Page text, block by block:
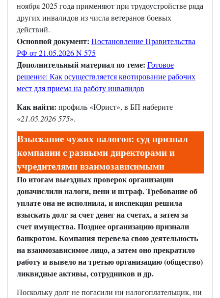
ноября 2025 года применяют при трудоустройстве ряда
других инвалидов из числа ветеранов боевых
действий.
Основной документ: Постановление Правительства
РФ от 21.05.2026 N 575
Дополнительный материал по теме: Готовое
решение: Как осуществляется квотирование рабочих
мест для приема на работу инвалидов
Как найти: профиль «Юрист», в БП наберите
«21.05.2026 575».
Взыскание чужих налогов: суд признал
компании с разными директорами и
учредителями взаимозависимыми
По итогам выездных проверок организации
доначислили налоги, пени и штраф. Требование об
уплате она не исполнила, и инспекция решила
взыскать долг за счет денег на счетах, а затем за
счет имущества. Позднее организацию признали
банкротом. Компания перевела свою деятельность
на взаимозависимое лицо, а затем оно прекратило
работу и вывело на третью организацию (общество)
ликвидные активы, сотрудников и др.
Поскольку долг не погасили ни налогоплательщик, ни